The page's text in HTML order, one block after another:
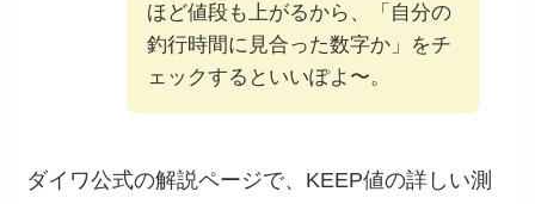
ほど値段も上がるから、「自分の
釣行時間に見合った数字か」をチ
ェックするといいぽよ〜。
ダイワ公式の解説ページで、KEEP値の詳しい測